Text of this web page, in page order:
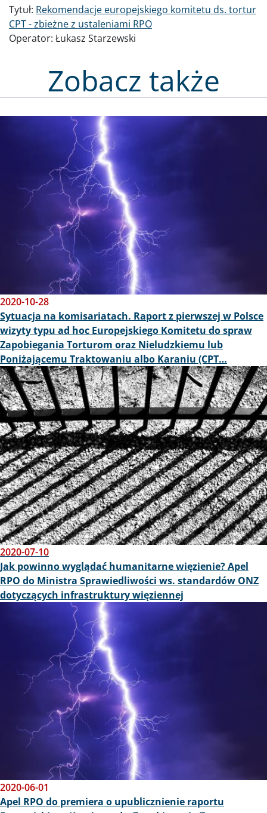
Tytuł: Rekomendacje europejskiego komitetu ds. tortur
CPT - zbieżne z ustaleniami RPO
Operator: Łukasz Starzewski
Zobacz także
2020-10-28
Sytuacja na komisariatach. Raport z pierwszej w Polsce
wizyty typu ad hoc Europejskiego Komitetu do spraw
Zapobiegania Torturom oraz Nieludzkiemu lub
Poniżającemu Traktowaniu albo Karaniu (CPT…
Obraz
2020-07-10
Jak powinno wyglądać humanitarne więzienie? Apel
RPO do Ministra Sprawiedliwości ws. standardów ONZ
dotyczących infrastruktury więziennej
2020-06-01
Apel RPO do premiera o upublicznienie raportu